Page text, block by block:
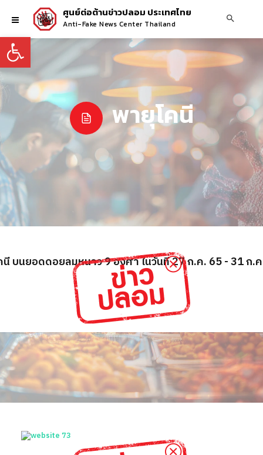
Open toolbar
ศูนย์ต่อต้านข่าวปลอม ประเทศไทย
Anti-Fake News Center Thailand
พายุโคนี
บนยอดดอยลมหนาว 9 องศา ในวันที่ 27 ก.ค. 65 - 31 ก.